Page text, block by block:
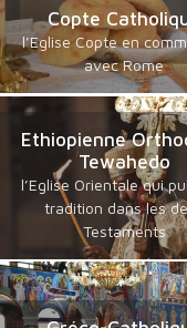
Copte
l’Eglise Copte en
avec Rome
Ethiopienne
Tewahedo
l’Eglise Orientale qui
tradition dans les
Testaments